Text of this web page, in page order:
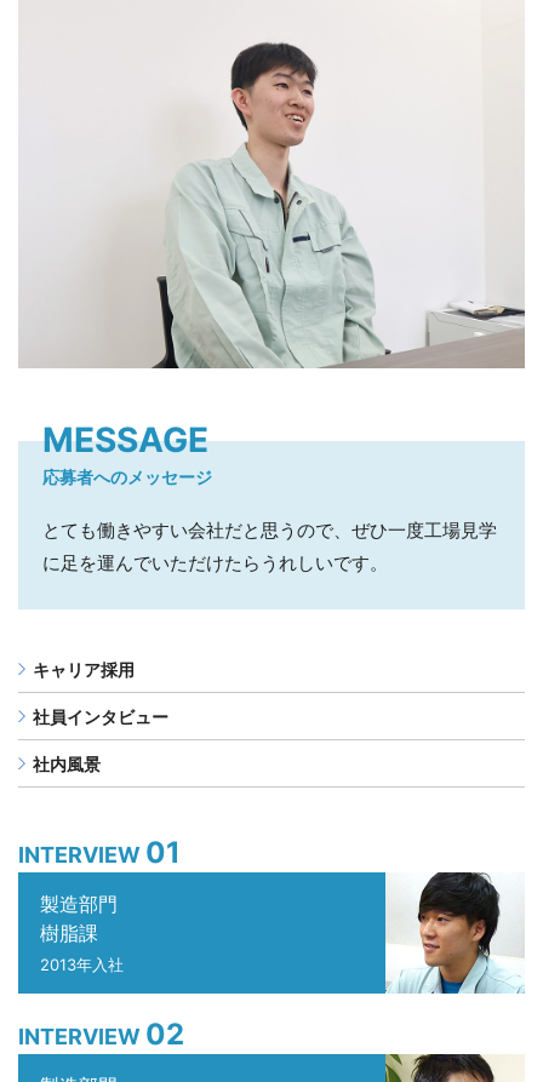
MESSAGE
応募者へのメッセージ
とても働きやすい会社だと思うので、ぜひ一度工場見学
に足を運んでいただけたらうれしいです。
キャリア採用
社員インタビュー
社内風景
INTERVIEW 01
製造部門
樹脂課
2013年入社
INTERVIEW 02